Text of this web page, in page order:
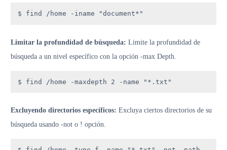
$ find /home -iname "document*"
Limitar la profundidad de búsqueda: Limite la profundidad de
búsqueda a un nivel específico con la opción -max Depth.
$ find /home -maxdepth 2 -name "*.txt"
Excluyendo directorios específicos: Excluya ciertos directorios de su
búsqueda usando -not o ! opción.